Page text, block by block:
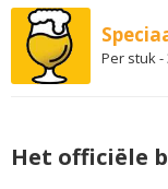
Per stuk -
Het officiële